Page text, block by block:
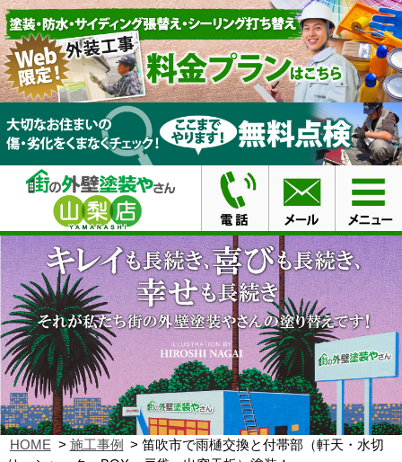
HOME 施工事例
笛吹市で雨樋交換と付帯部（軒天・水切